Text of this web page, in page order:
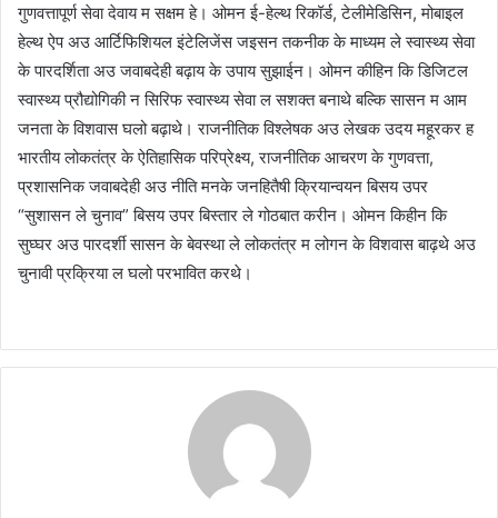
गुणवत्तापूर्ण सेवा देवाय म सक्षम हे। ओमन ई-हेल्थ रिकॉर्ड, टेलीमेडिसिन, मोबाइल
हेल्थ ऐप अउ आर्टिफिशियल इंटेलिजेंस जइसन तकनीक के माध्यम ले स्वास्थ्य सेवा
के पारदर्शिता अउ जवाबदेही बढ़ाय के उपाय सुझाईन। ओमन कीहिन कि डिजिटल
स्वास्थ्य प्रौद्योगिकी न सिरिफ स्वास्थ्य सेवा ल सशक्त बनाथे बल्कि सासन म आम
जनता के विशवास घलो बढ़ाथे। राजनीतिक विश्लेषक अउ लेखक उदय महूरकर ह
भारतीय लोकतंत्र के ऐतिहासिक परिप्रेक्ष्य, राजनीतिक आचरण के गुणवत्ता,
प्रशासनिक जवाबदेही अउ नीति मनके जनहितैषी क्रियान्वयन बिसय उपर
“सुशासन ले चुनाव” बिसय उपर बिस्तार ले गोठबात करीन। ओमन किहीन कि
सुघ्घर अउ पारदर्शी सासन के बेवस्था ले लोकतंत्र म लोगन के विशवास बाढ़थे अउ
चुनावी प्रक्रिया ल घलो परभावित करथे।